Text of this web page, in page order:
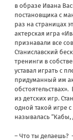
в образе Ивана
постановщика с
раз на страницах
актерская игра
признавали все
Станиславский
тренинги в
уставал играть с
придуманный им
из детских игр.
одной такой игре
называлась “Кабы,
– Что ты делаешь?